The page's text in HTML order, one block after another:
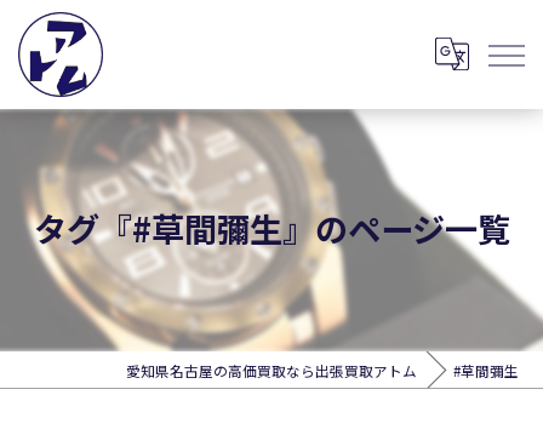
タグ『#草間彌生』のページ一覧
愛知県名古屋の高価買取なら出張買取アトム #草間彌生